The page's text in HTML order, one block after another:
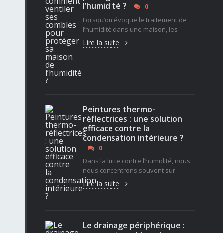
l’humidité ?
0
Lorsqu’on évoque le traitement de
l’humidité dans une maison, les
Lire la suite
Peintures thermo-
réflectrices : une solution
efficace contre la
condensation intérieure ?
0
Dans la lutte contre l’humidité, nous
nous concentrons souvent sur
Lire la suite
Le drainage périphérique :